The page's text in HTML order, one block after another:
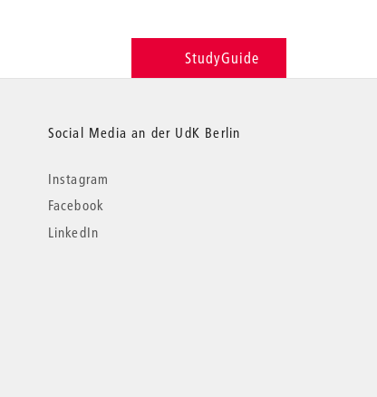
StudyGuide
Social Media an der UdK Berlin
Instagram
Facebook
LinkedIn